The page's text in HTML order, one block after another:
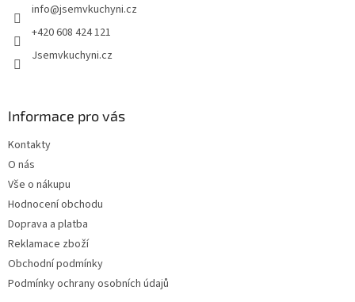
info@jsemvkuchyni.cz
+420 608 424 121
Jsemvkuchyni.cz
Informace pro vás
Kontakty
O nás
Vše o nákupu
Hodnocení obchodu
Doprava a platba
Reklamace zboží
Obchodní podmínky
Podmínky ochrany osobních údajů